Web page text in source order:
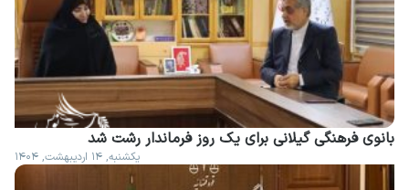
بانوی فرهنگی گیلانی برای یک روز فرماندار رشت شد
یکشنبه, ۱۴ اردیبهشت, ۱۴۰۴